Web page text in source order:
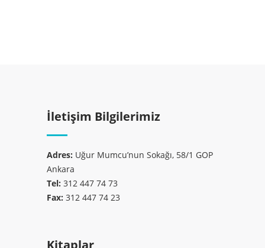
İletişim Bilgilerimiz
Adres: Uğur Mumcu’nun Sokağı, 58/1 GOP
Ankara
Tel: 312 447 74 73
Fax: 312 447 74 23